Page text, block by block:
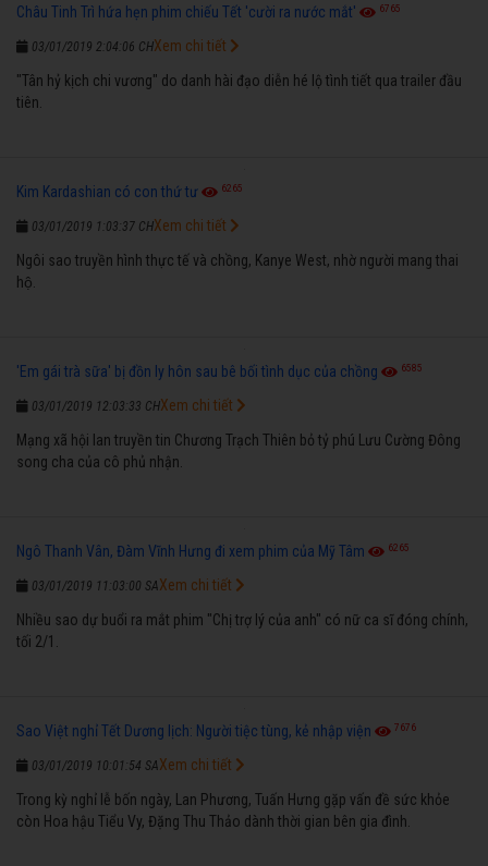
Châu Tinh Trì hứa hẹn phim chiếu Tết 'cười ra nước mắt' 6765
03/01/2019 2:04:06 CH
"Tân hỷ kịch chi vương" do danh hài đạo diễn hé lộ tình tiết qua trailer đầu
tiên.
Xem chi tiết
Kim Kardashian có con thứ tư 6265
03/01/2019 1:03:37 CH
Ngôi sao truyền hình thực tế và chồng, Kanye West, nhờ người mang thai
hộ.
Xem chi tiết
'Em gái trà sữa' bị đồn ly hôn sau bê bối tình dục của chồng 6585
03/01/2019 12:03:33 CH
Mạng xã hội lan truyền tin Chương Trạch Thiên bỏ tỷ phú Lưu Cường Đông
song cha của cô phủ nhận.
Xem chi tiết
Ngô Thanh Vân, Đàm Vĩnh Hưng đi xem phim của Mỹ Tâm 6265
03/01/2019 11:03:00 SA
Nhiều sao dự buổi ra mắt phim "Chị trợ lý của anh" có nữ ca sĩ đóng chính,
tối 2/1.
Xem chi tiết
Sao Việt nghỉ Tết Dương lịch: Người tiệc tùng, kẻ nhập viện 7676
03/01/2019 10:01:54 SA
Trong kỳ nghỉ lễ bốn ngày, Lan Phương, Tuấn Hưng gặp vấn đề sức khỏe
còn Hoa hậu Tiểu Vy, Đặng Thu Thảo dành thời gian bên gia đình.
Xem chi tiết